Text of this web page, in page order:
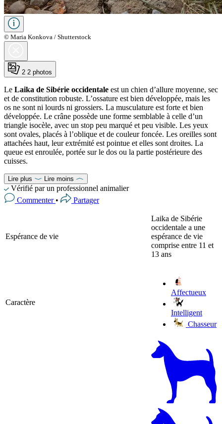
© Maria Konkova / Shutterstock
2 2 photos
Le Laika de Sibérie occidentale est un chien d’allure moyenne, sec
et de constitution robuste. L’ossature est bien développée, mais les
os ne sont ni lourds ni grossiers. La musculature est forte et bien
développée. Le crâne possède une forme semblable à celle d’un
triangle isocèle, avec un stop peu marqué et peu visible. Les yeux
sont ovales, placés à l’oblique et de couleur foncée. Les oreilles sont
attachées haut, leur extrémité est pointue et elles sont droites. La
queue est enroulée, portée sur le dos ou la partie postérieure des
cuisses.
Lire plus Lire moins
Vérifié par un professionnel animalier
Commenter • Partager
Espérance de vie
Laika de Sibérie
occidentale a une
espérance de vie
comprise entre 11 et
13 ans
Caractère
Affectueux
Intelligent
Chasseur